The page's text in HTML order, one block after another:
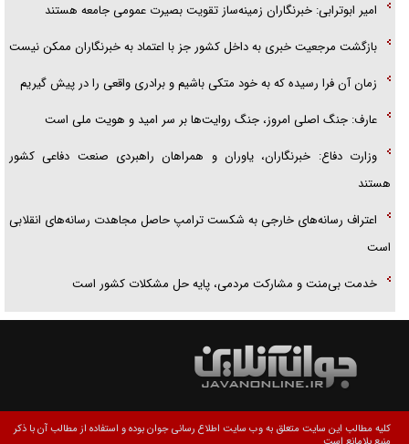
امیر ابوترابی: خبرنگاران زمینه‌ساز تقویت بصیرت عمومی جامعه هستند
بازگشت مرجعیت خبری به داخل کشور جز با اعتماد به خبرنگاران ممکن نیست
زمان آن فرا رسیده که به خود متکی باشیم و برادری واقعی را در پیش گیریم
عارف: جنگ اصلی امروز، جنگ روایت‌ها بر سر امید و هویت ملی است
وزارت دفاع: خبرنگاران، یاوران و همراهان راهبردی صنعت دفاعی کشور
هستند
اعتراف رسانه‌های خارجی به شکست ترامپ حاصل مجاهدت رسانه‌های انقلابی
است
خدمت بی‌منت و مشارکت مردمی، پایه حل مشکلات کشور است
کلیه مطالب این سایت متعلق به وب سایت اطلاع رسانی جوان بوده و استفاده از مطالب آن با ذکر